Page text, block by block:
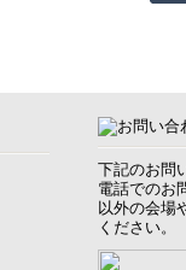
下記のお問
電話でのお
以外の会場
ください。